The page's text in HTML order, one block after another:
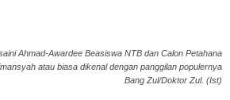
Ahmad-Awardee Beasiswa NTB dan Calon Petahana
atau biasa dikenal dengan panggilan populernya
Bang Zul/Doktor Zul. (Ist)